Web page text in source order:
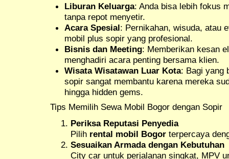
Liburan Keluarga: Anda bisa lebih fokus
tanpa repot menyetir.
Acara Spesial: Pernikahan, wisuda, atau
mobil plus sopir yang profesional.
Bisnis dan Meeting: Memberikan kesan
menghadiri acara penting bersama klien.
Wisata Wisatawan Luar Kota: Bagi yang
sopir sangat membantu karena mereka
hingga hidden gems.
Tips Memilih Sewa Mobil Bogor dengan Sopir
Periksa Reputasi Penyedia
Pilih rental mobil Bogor terpercaya
Sesuaikan Armada dengan Kebutuhan
City car untuk perjalanan singkat, MPV